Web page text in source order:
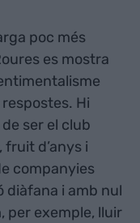
poc més
es mostra
Hi
ser el club
d’anys i
companyies
diàfana i amb nul
per exemple, lluir